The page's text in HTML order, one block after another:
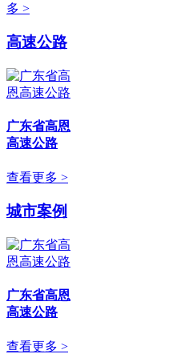
多 >
高速公路
广东省高恩
高速公路
查看更多 >
城市案例
广东省高恩
高速公路
查看更多 >